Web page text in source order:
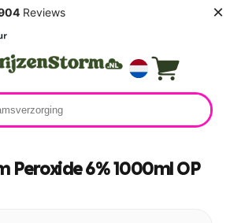
Reviews ×
Peroxide 6% 1000ml OP